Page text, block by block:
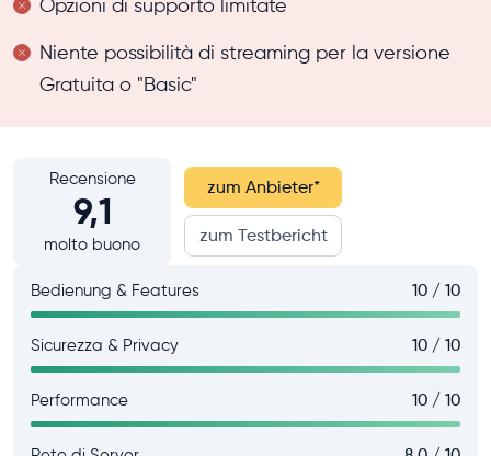
Opzioni di supporto limitate
Niente possibilità di streaming per la versione
Gratuita o "Basic"
Recensione
9,1
molto buono
zum Anbieter*
zum Testbericht
Bedienung & Features 10 / 10
Sicurezza & Privacy 10 / 10
Performance 10 / 10